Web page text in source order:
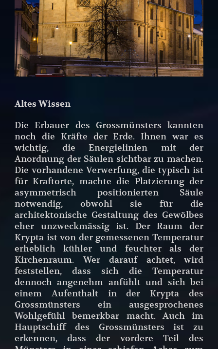
Altes Wissen
Die Erbauer des Grossmünsters kannten
noch die Kräfte der Erde. Ihnen war es
wichtig, die Energielinien mit der
Anordnung der Säulen sichtbar zu machen.
Die vorhandene Verwerfung, die typisch ist
für Kraftorte, machte die Platzierung der
asymmetrisch positionierten Säule
notwendig, obwohl sie für die
architektonische Gestaltung des Gewölbes
eher unzweckmässig ist. Der Raum der
Krypta ist von der gemessenen Temperatur
erheblich kühler und feuchter als der
Kirchenraum. Wer darauf achtet, wird
feststellen, dass sich die Temperatur
dennoch angenehm anfühlt und sich bei
einem Aufenthalt in der Krypta des
Grossmünsters ein ausgesprochenes
Wohlgefühl bemerkbar macht. Auch im
Hauptschiff des Grossmünsters ist zu
erkennen, dass der vordere Teil des